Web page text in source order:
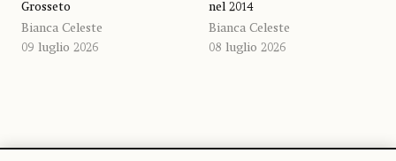
Grosseto
Bianca Celeste
09 luglio 2026
nel 2014
Bianca Celeste
08 luglio 2026